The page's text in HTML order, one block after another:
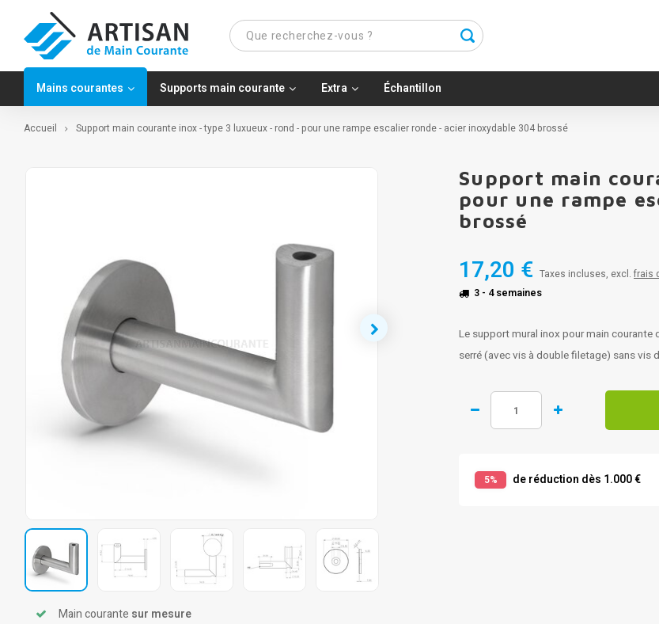
Mains courantes Supports main courante Extra Échantillon
Accueil Support main courante inox - type 3 luxueux - rond - pour une rampe escalier ronde - acier inoxydable 304 brossé
Main courante sur mesure
Support main
pour une rampe
brossé
17,20 € Taxes incluses, excl. frais
3 - 4 semaines
Le support mural inox pour main
serré (avec vis à double filetage) sans vis
5% de réduction dès 1.000 €